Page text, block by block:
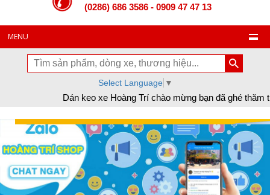
(0286) 686 3586 - 0909 47 47 13
MENU
Select Language ▼
Dán keo xe Hoàng Trí chào mừng bạn đã ghé thăm trang Web